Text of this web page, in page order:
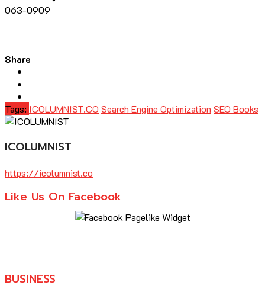
063-0909
Share
Tags: ICOLUMNIST.CO Search Engine Optimization SEO Books
ICOLUMNIST
https://icolumnist.co
Like Us On Facebook
BUSINESS